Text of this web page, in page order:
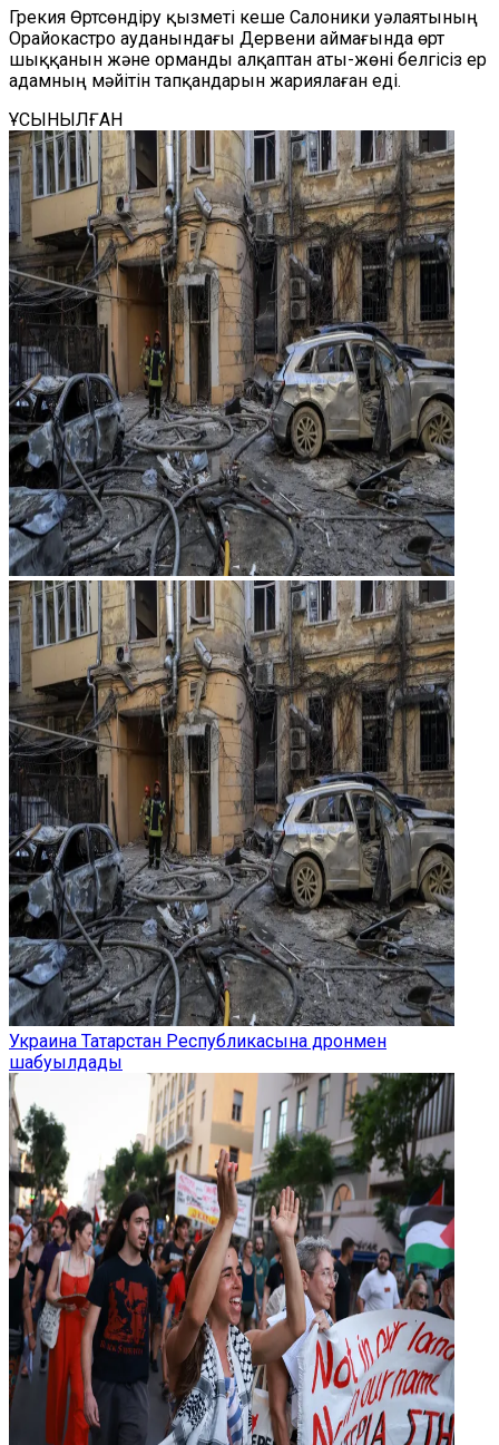
Грекия Өртсөндіру қызметі кеше Салоники уәлаятының
Орайокастро ауданындағы Дервени аймағында өрт
шыққанын және орманды алқаптан аты-жөні белгісіз ер
адамның мәйітін тапқандарын жариялаған еді.
ҰСЫНЫЛҒАН
Украина Татарстан Республикасына дронмен
шабуылдады